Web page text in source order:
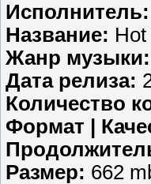
Исполнитель:
Название:
Жанр музыки:
Дата релиза:
Количество
Формат |
Размер: 662